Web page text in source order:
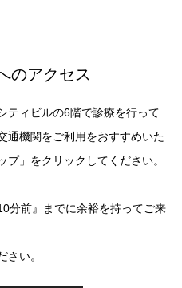
のアクセス
ティビルの6階で診療を行って
通機関をご利用をおすすめいた
プ」をクリックしてください。
分前』までに余裕を持ってご来
い。